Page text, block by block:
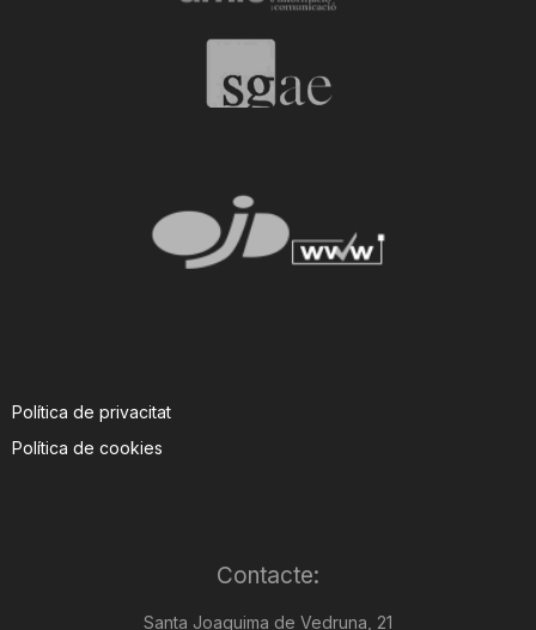
Política de privacitat
Política de cookies
Contacte:
Santa Joaquima de Vedruna, 21